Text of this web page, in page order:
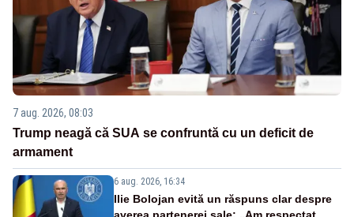
7 aug. 2026, 08:03
Trump neagă că SUA se confruntă cu un deficit de
armament
6 aug. 2026, 16:34
Ilie Bolojan evită un răspuns clar despre